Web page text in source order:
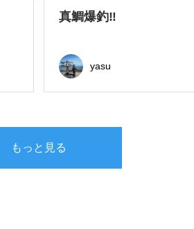
真鯛爆釣‼
yasu
もっと見る